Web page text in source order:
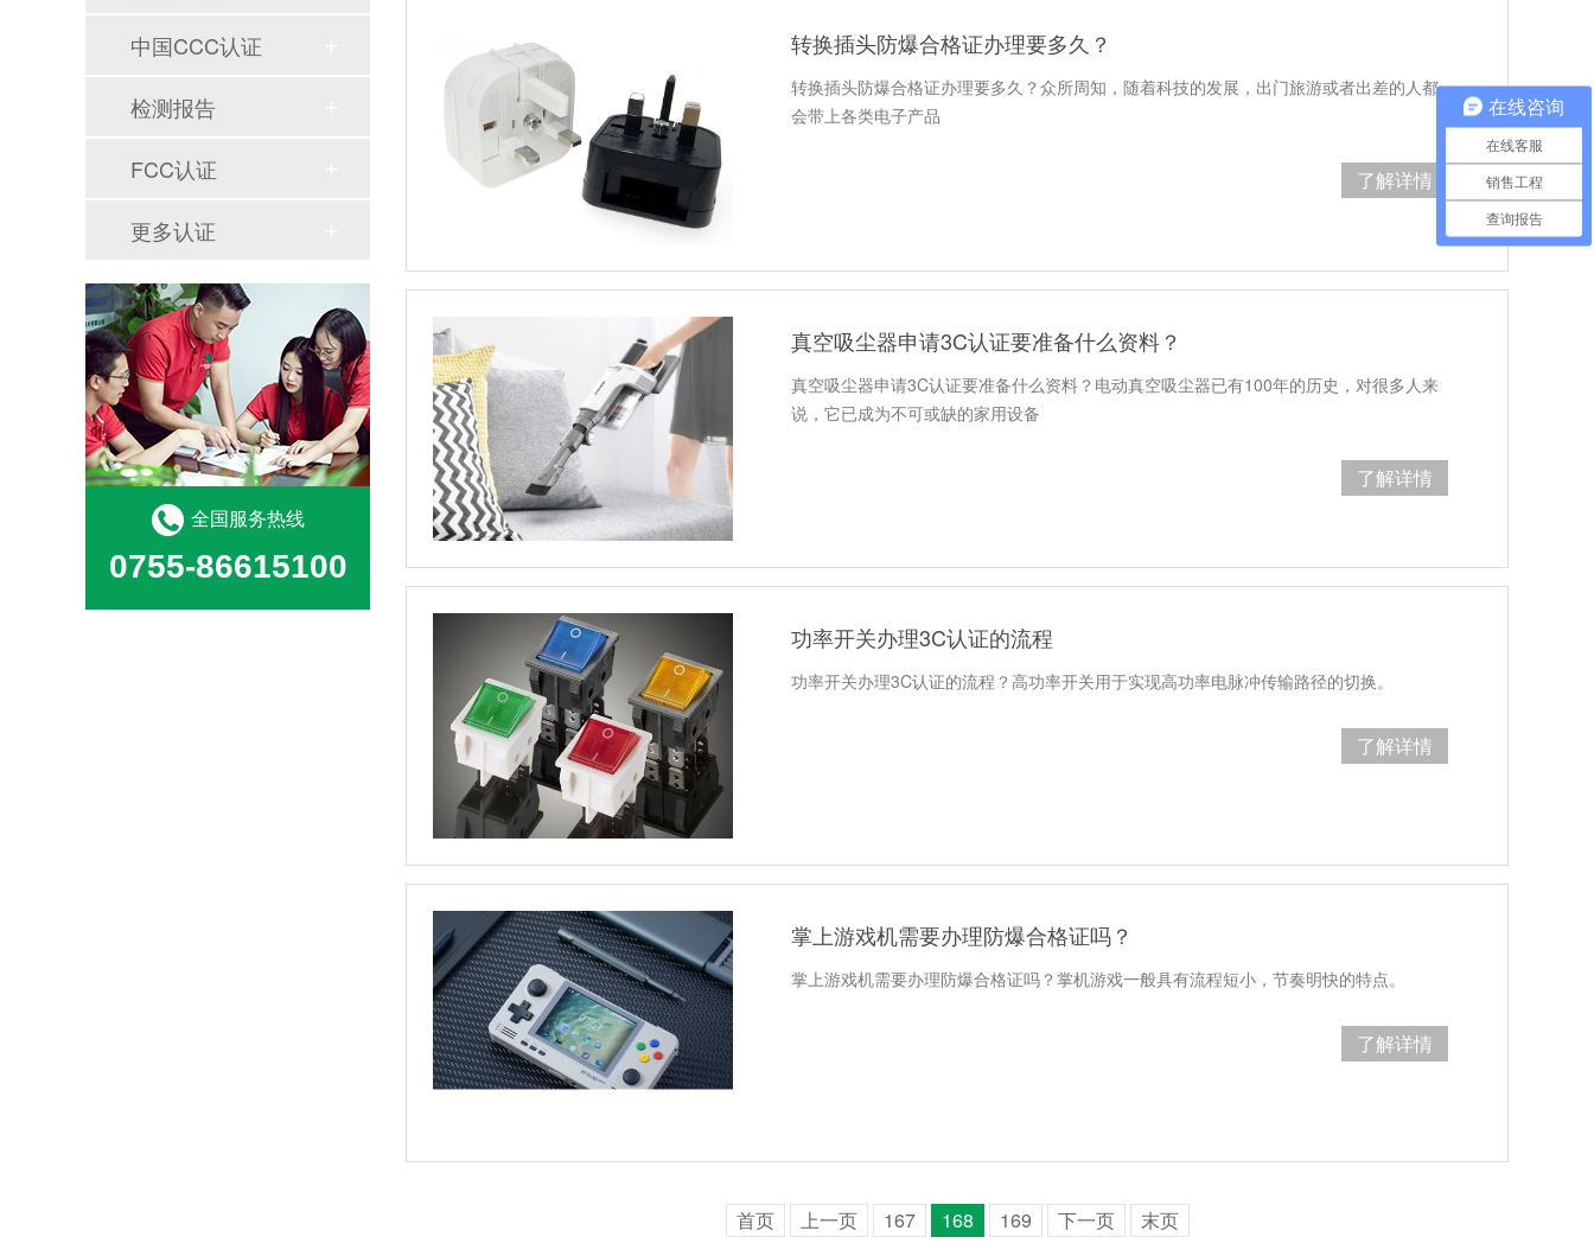
转换插头防爆合格证办理要多久？
转换插头防爆合格证办理要多久？众所周知，随着科技的发展，出门旅游或者出差的人都
会带上各类电子产品
了解详情
真空吸尘器申请3C认证要准备什么资料？
真空吸尘器申请3C认证要准备什么资料？电动真空吸尘器已有100年的历史，对很多人来
说，它已成为不可或缺的家用设备
了解详情
功率开关办理3C认证的流程
功率开关办理3C认证的流程？高功率开关用于实现高功率电脉冲传输路径的切换。
了解详情
掌上游戏机需要办理防爆合格证吗？
掌上游戏机需要办理防爆合格证吗？掌机游戏一般具有流程短小，节奏明快的特点。
了解详情
首页 上一页 167 168 169 下一页 末页
中国CCC认证
检测报告
FCC认证
更多认证
全国服务热线
0755-86615100
在线咨询
在线客服
销售工程
查询报告